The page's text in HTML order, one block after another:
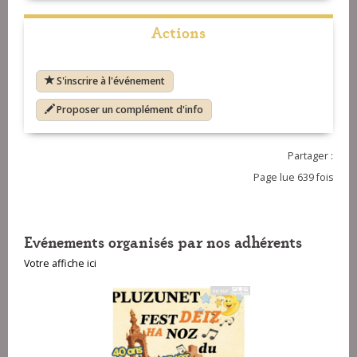
Actions
S'inscrire à l'événement
Proposer un complément d'info
Partager :
Page lue 639 fois
Evénements organisés par nos adhérents
Votre affiche ici